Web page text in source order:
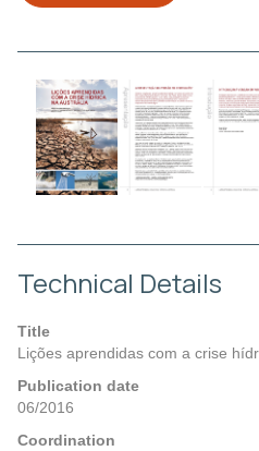
Technical Details
Title
Lições aprendidas com a crise
Publication date
06/2016
Coordination